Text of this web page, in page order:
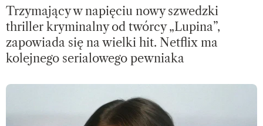
Trzymający w napięciu nowy szwedzki
thriller kryminalny od twórcy „Lupina”,
zapowiada się na wielki hit. Netflix ma
kolejnego serialowego pewniaka